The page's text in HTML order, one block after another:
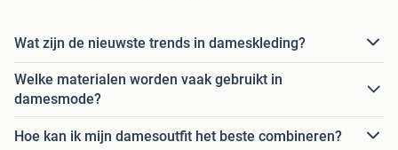
Wat zijn de nieuwste trends in dameskleding?
Welke materialen worden vaak gebruikt in
damesmode?
Hoe kan ik mijn damesoutfit het beste combineren?